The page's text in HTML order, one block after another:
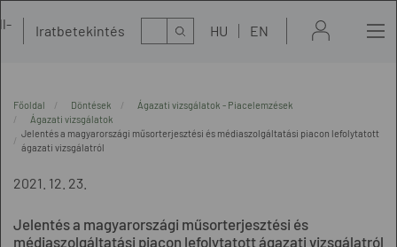
Iratbetekintés Kereső HU EN
Főoldal Döntések
Ágazati vizsgálatok - Piacelemzések
Ágazati vizsgálatok
Jelentés a magyarországi műsorterjesztési és médiaszolgáltatási piacon lefolytatott
ágazati vizsgálatról
2021. 12. 23.
Jelentés a magyarországi műsorterjesztési és
médiaszolgáltatási piacon lefolytatott ágazati vizsgálatról